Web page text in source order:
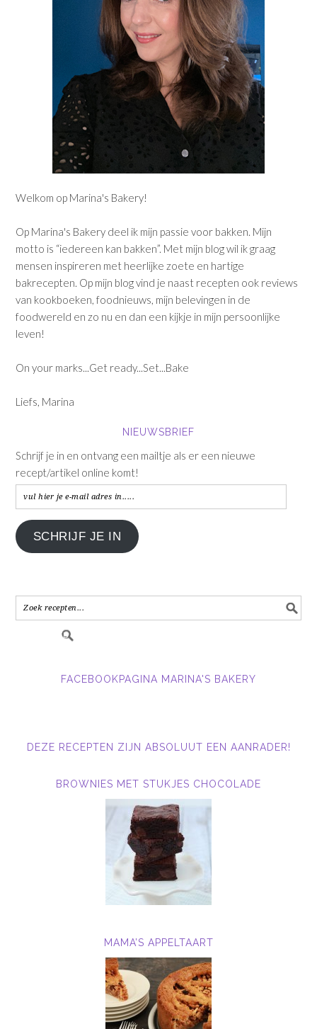
Welkom op Marina's Bakery!
Op Marina's Bakery deel ik mijn passie voor bakken. Mijn
motto is “iedereen kan bakken”. Met mijn blog wil ik graag
mensen inspireren met heerlijke zoete en hartige
bakrecepten. Op mijn blog vind je naast recepten ook reviews
van kookboeken, foodnieuws, mijn belevingen in de
foodwereld en zo nu en dan een kijkje in mijn persoonlijke
leven!
On your marks...Get ready...Set...Bake
Liefs, Marina
NIEUWSBRIEF
Schrijf je in en ontvang een mailtje als er een nieuwe
recept/artikel online komt!
vul
hier
je
e-
in.....
SCHRIJF JE IN
FACEBOOKPAGINA MARINA'S BAKERY
DEZE RECEPTEN ZIJN ABSOLUUT EEN AANRADER!
BROWNIES MET STUKJES CHOCOLADE
MAMA’S APPELTAART